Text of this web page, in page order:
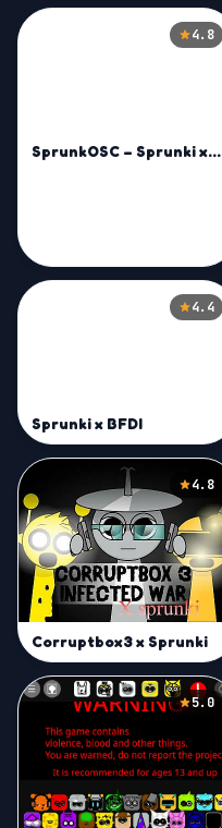
4.8
SprunkOSC – Sprunki x BFDI
4.4
Sprunki x BFDI
4.8
Corruptbox3 x Sprunki